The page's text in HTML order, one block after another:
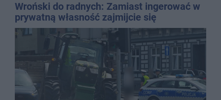
Wroński do radnych: Zamiast ingerować w
prywatną własność zajmijcie się
gospodarką